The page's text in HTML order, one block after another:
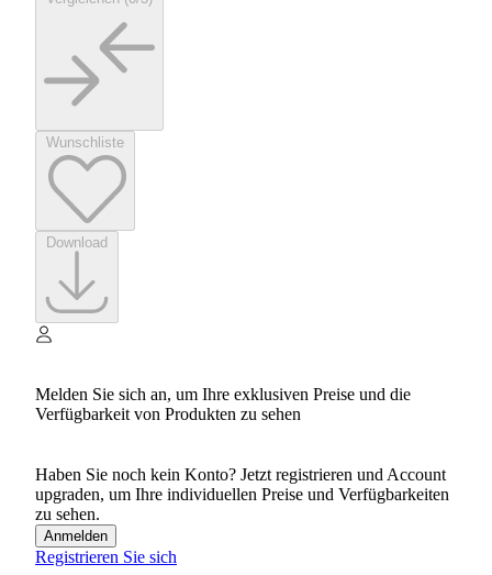
Melden Sie sich an, um Ihre exklusiven Preise und die
Verfügbarkeit von Produkten zu sehen
Haben Sie noch kein Konto? Jetzt registrieren und Account
upgraden, um Ihre individuellen Preise und Verfügbarkeiten
zu sehen.
Anmelden
Registrieren Sie sich